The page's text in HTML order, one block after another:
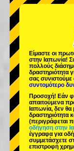
Τόκιο
Τόκιο
Τόκιο Σιμπούγια
Τόκιο
Είμαστε οι
στην Ιαπωνία!
πολλούς
δραστηριότητα
σας
συντομότερο
Προσοχή! Εάν
απαιτούμενα
Ιαπωνία, δεν
δραστηριότητα
(περιγράφεται
οδήγηση στην
έγγραφα για
συμμετάσχετε
επιστροφή